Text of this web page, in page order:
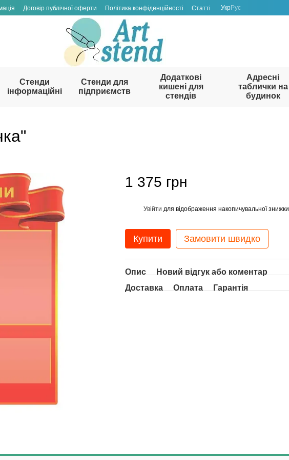
Договір публічної оферти Політика конфіденційності Статті УкрРус
Стенди
інформаційні
Стенди для
підприємств
Додаткові
кишені для
стендів
Адресні
таблички на
будинок
1 375 грн
Увійти для відображення накопичувальної знижки
Купити Замовити швидко
Опис
Новий відгук або коментар
Доставка
Оплата Гарантія